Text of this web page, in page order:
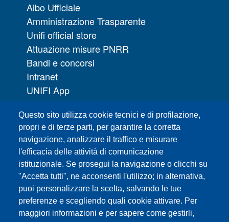
Questo sito utilizza cookie tecnici e di profilazione,
propri e di terze parti, per garantire la corretta
navigazione, analizzare il traffico e misurare
l'efficacia delle attività di comunicazione
istituzionale. Se prosegui la navigazione o clicchi su
"Accetta tutti", ne acconsenti l'utilizzo; in alternativa,
puoi personalizzare la scelta, salvando le tue
preferenze e scegliendo quali cookie attivare. Per
maggiori informazioni e per sapere come gestirli,
Albo Ufficiale
Amministrazione Trasparente
Unifi official store
Attuazione misure PNRR
Bandi e concorsi
Intranet
UNIFI App
URP | Ufficio Relazioni con il Pubblico
Sedi
Mappa del sito
Webmaster e redazione web
Elenco dei siti tematici
Accessibilità
Feed RSS